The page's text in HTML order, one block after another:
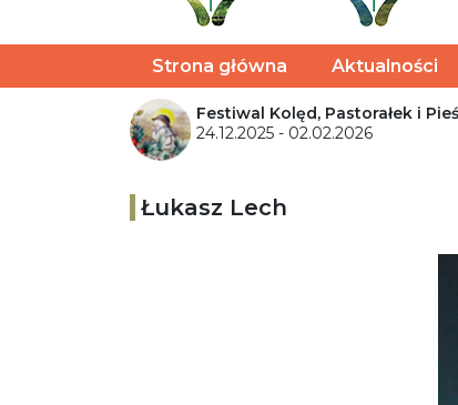
Strona główna Aktualności
Festiwal Kolęd, Pastorałek i
24.12.2025 - 02.02.2026
Łukasz Lech